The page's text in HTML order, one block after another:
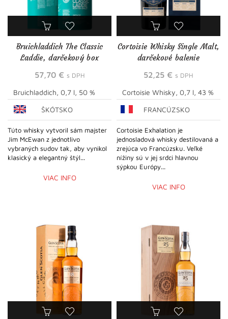
Bruichladdich The Classic
Laddie, darčekový box
57,70 € s DPH
Bruichladdich, 0,7 l, 50 %
ŠKÓTSKO
Túto whisky vytvoril sám majster
Jim McEwan z jednotlivo
vybraných sudov tak, aby vynikol
klasický a elegantný štýl...
VIAC INFO
Cortoisie Whisky Single Malt,
darčekové balenie
52,25 € s DPH
Cortoisie Whisky, 0,7 l, 43 %
FRANCÚZSKO
Cortoisie Exhalation je
jednosladová whisky destilovaná a
zrejúca vo Francúzsku. Veľké
nížiny sú v jej srdci hlavnou
sýpkou Európy...
VIAC INFO